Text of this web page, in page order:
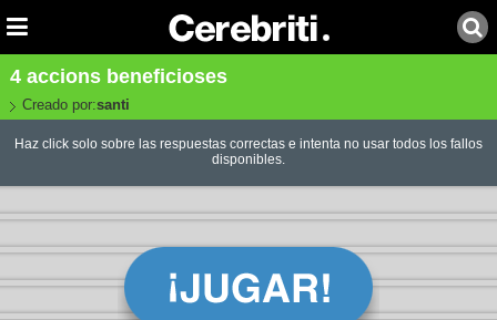
4 accions beneficioses
Creado por:santi
Haz click solo sobre las respuestas correctas e intenta no usar todos los fallos
disponibles.